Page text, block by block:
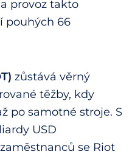
provoz takto
pouhých 66
zůstává věrný
těžby, kdy
po samotné stroje. S
USD
se Riot